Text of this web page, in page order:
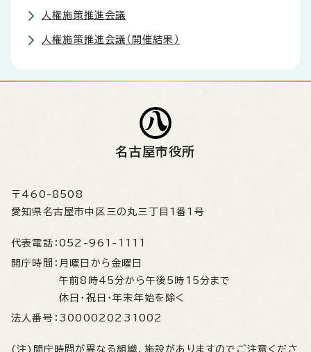
人権施策推進会議
人権施策推進会議（開催結果）
名古屋市役所
〒460-8508
愛知県名古屋市中区三の丸三丁目1番1号
代表電話： 052-961-1111
開庁時間： 月曜日から金曜日
午前8時45分から午後5時15分まで
休日・祝日・年末年始を除く
法人番号： 3000020231002
(注)開庁時間が異なる組織、施設がありますのでご注意くださ